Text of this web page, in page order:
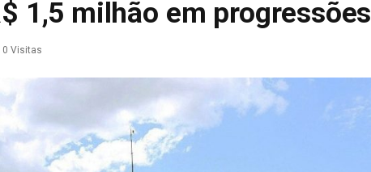
1,5 milhão em progressões
0 Visitas